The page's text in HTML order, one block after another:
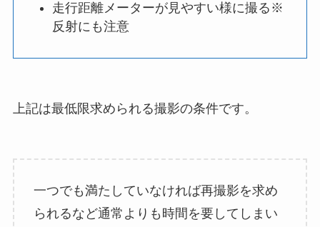
走行距離メーターが見やすい様に撮る※
反射にも注意
上記は最低限求められる撮影の条件です。
一つでも満たしていなければ再撮影を求め
られるなど通常よりも時間を要してしまい